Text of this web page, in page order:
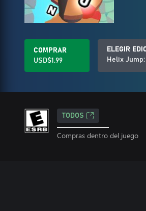
COMPRAR
USD$1.99
ELEGIR
Helix
TODOS
Compras dentro del juego